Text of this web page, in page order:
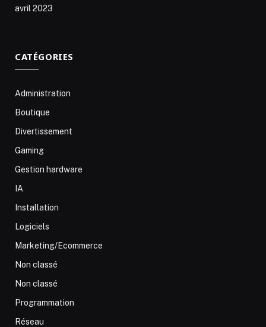
avril 2023
CATÉGORIES
Administration
Boutique
Divertissement
Gaming
Gestion hardware
IA
Installation
Logiciels
Marketing/Ecommerce
Non classé
Non classé
Programmation
Réseau